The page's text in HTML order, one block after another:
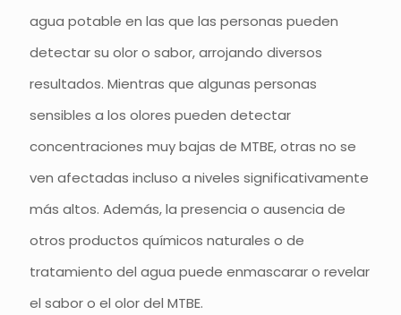
agua potable en las que las personas pueden
detectar su olor o sabor, arrojando diversos
resultados. Mientras que algunas personas
sensibles a los olores pueden detectar
concentraciones muy bajas de MTBE, otras no se
ven afectadas incluso a niveles significativamente
más altos. Además, la presencia o ausencia de
otros productos químicos naturales o de
tratamiento del agua puede enmascarar o revelar
el sabor o el olor del MTBE.